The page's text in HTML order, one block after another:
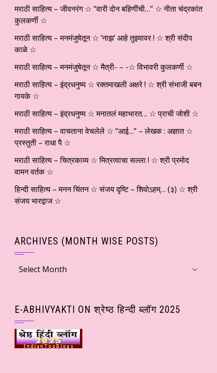
मराठी साहित्य – जीवनरंग ☆ “वारी दोन बहिणींची…” ☆ नीता चंद्रकांत
कुलकर्णी ☆
मराठी साहित्य – मनमंजुषेतून ☆ ‘नाझ’ आहे तुझ्यावर ! ☆ श्री संदीप
काळे ☆
मराठी साहित्य – मनमंजुषेतून ☆ मैत्री- – -☆ विभावरी कुलकर्णी ☆
मराठी साहित्य – इंद्रधनुष्य ☆ रक्तमाखली अक्षरे ! ☆ श्री संभाजी बबन
गायके ☆
मराठी साहित्य – इंद्रधनुष्य ☆ मनातलं महाभारत… ☆ प्राची जोशी ☆
मराठी साहित्य – वाचताना वेचलेले ☆ “आई…” – लेखक : अज्ञात ☆
प्रस्तुती – राधा पै ☆
मराठी साहित्य – चित्रकाव्य ☆ मित्रत्वाचा सल्ला ! ☆ श्री प्रमोद
वामन वर्तक ☆
हिन्दी साहित्य – मनन चिंतन ☆ संजय दृष्टि – शिवोऽहम्… (३) ☆ श्री
संजय भारद्वाज ☆
ARCHIVES (MONTH WISE POSTS)
Archives
(Month
E-ABHIVYAKTI ON श्रेष्ठ हिन्दी ब्लॉग 2025